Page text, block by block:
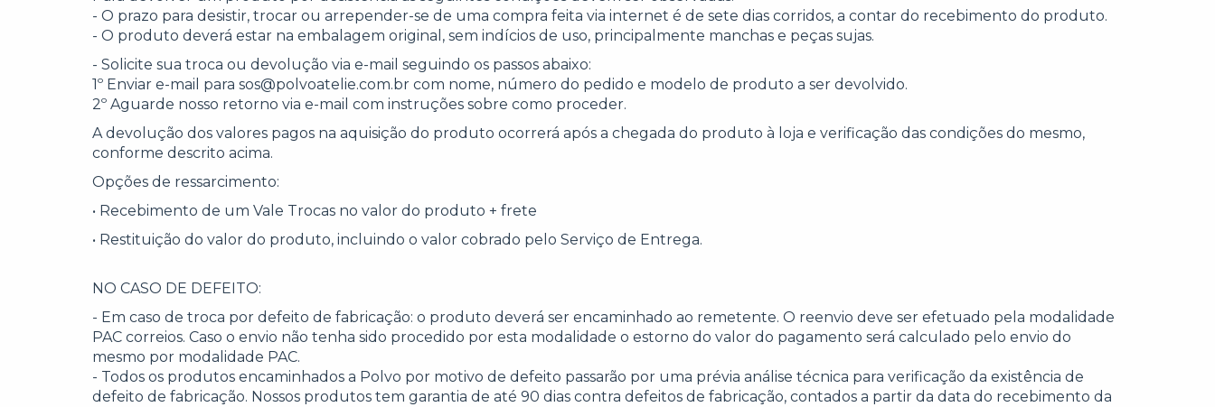
- O prazo para desistir, trocar ou arrepender-se de uma compra feita via internet é de sete dias corridos, a contar do recebimento do produto.
- O produto deverá estar na embalagem original, sem indícios de uso, principalmente manchas e peças sujas.
- Solicite sua troca ou devolução via e-mail seguindo os passos abaixo:
1º Enviar e-mail para sos@polvoatelie.com.br com nome, número do pedido e modelo de produto a ser devolvido.
2º Aguarde nosso retorno via e-mail com instruções sobre como proceder.
A devolução dos valores pagos na aquisição do produto ocorrerá após a chegada do produto à loja e verificação das condições do mesmo,
conforme descrito acima.
Opções de ressarcimento:
• Recebimento de um Vale Trocas no valor do produto + frete
• Restituição do valor do produto, incluindo o valor cobrado pelo Serviço de Entrega.
NO CASO DE DEFEITO:
- Em caso de troca por defeito de fabricação: o produto deverá ser encaminhado ao remetente. O reenvio deve ser efetuado pela modalidade
PAC correios. Caso o envio não tenha sido procedido por esta modalidade o estorno do valor do pagamento será calculado pelo envio do
mesmo por modalidade PAC.
- Todos os produtos encaminhados a Polvo por motivo de defeito passarão por uma prévia análise técnica para verificação da existência de
defeito de fabricação. Nossos produtos tem garantia de até 90 dias contra defeitos de fabricação, contados a partir da data do recebimento da